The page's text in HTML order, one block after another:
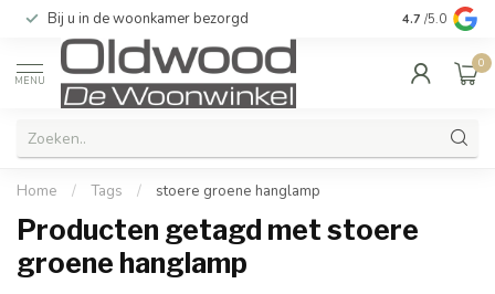
Bij u in de woonkamer bezorgd Kwaliteit &
4.7 /5.0
MENU
0
Home / Tags / stoere groene hanglamp
Producten getagd met stoere
groene hanglamp